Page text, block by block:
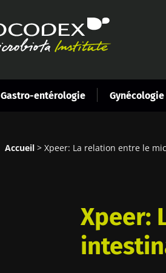
Gastro-entérologie Gynécologie
Accueil Xpeer: La relation entre le
Xpeer: